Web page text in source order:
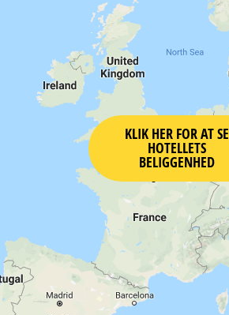
KLIK HER FOR AT SE
HOTELLETS
BELIGGENHED